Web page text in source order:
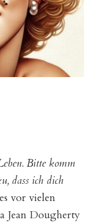
Bitte komm
dass ich dich
vor vielen
Jean Dougherty